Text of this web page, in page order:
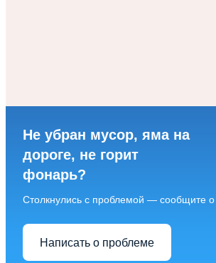
Не убран мусор, яма на
дороге, не горит
фонарь?
Столкнулись с проблемой — сообщите о
Написать о проблеме